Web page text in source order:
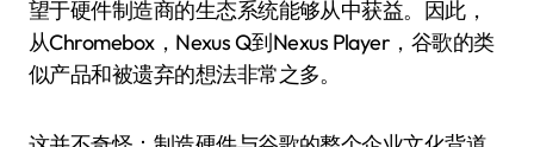
望于硬件制造商的生态系统能够从中获益。因此，
从Chromebox，Nexus Q到Nexus Player，谷歌的类
似产品和被遗弃的想法非常之多。